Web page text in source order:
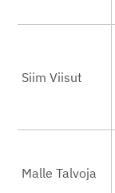
Siim Viisut
Malle Talvoja